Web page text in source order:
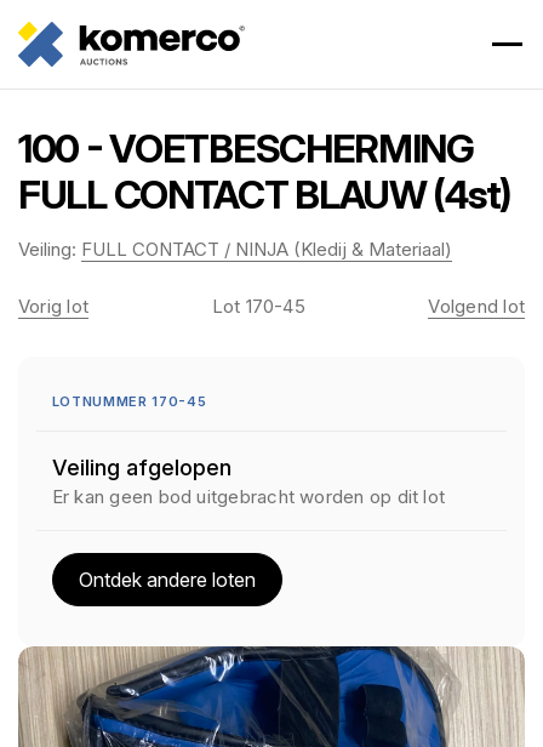
100 - VOETBESCHERMING
FULL CONTACT BLAUW (4st)
Veiling: FULL CONTACT / NINJA (Kledij & Materiaal)
Vorig lot Lot 170-45 Volgend lot
LOTNUMMER 170-45
Veiling afgelopen
Er kan geen bod uitgebracht worden op dit lot
Ontdek andere loten